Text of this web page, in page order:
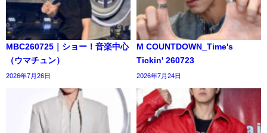
MBC260725｜ショー！音楽中心
（ウマチュン）
2026年7月26日
M COUNTDOWN_Time's
Tickin' 260723
2026年7月24日